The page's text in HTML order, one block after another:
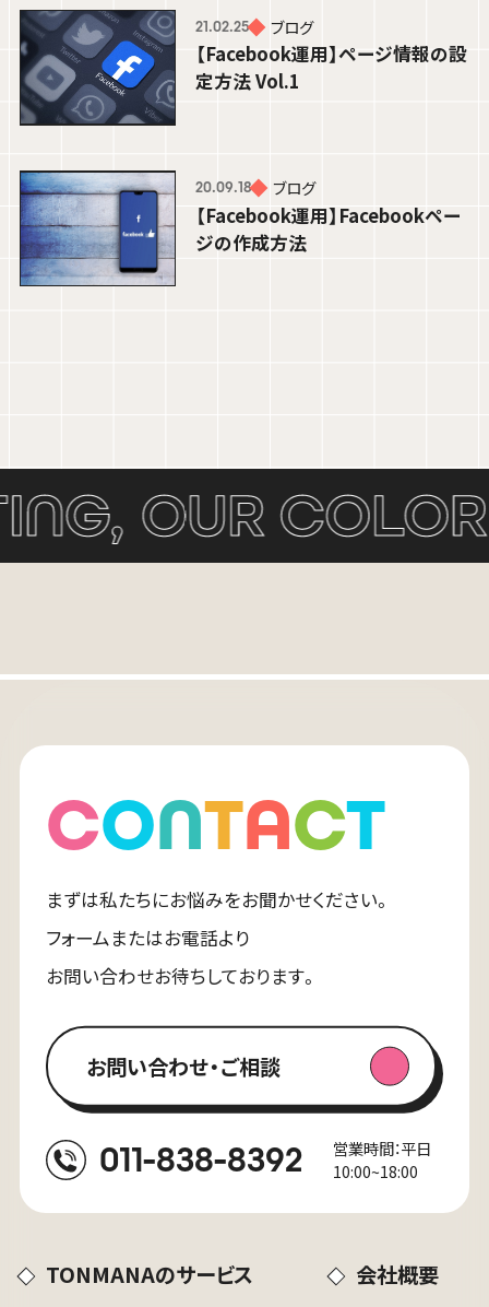
25.08.25 ブログ
学生の成長を間近で実感！専門学校で
の授業レポート【アプリケーション演習
24.06.12 ブログ
YouTube,Instagram,TikTokのアルゴ
リズムについて簡単にご紹介！
橘田 菜穂香
ACCOUNT PLANNER
21.02.25 ブログ
【Facebook運用】ページ情報の設
定方法 Vol.1
20.09.18 ブログ
【Facebook運用】Facebookペー
ジの作成方法
TONMANAのサービス
会社概要
CONTACT
まずは私たちにお悩みをお聞かせください。
フォームまたはお電話より
お問い合わせお待ちしております。
お問い合わせ・ご相談
011-838-8392
営業時間：平日
10:00~18:00